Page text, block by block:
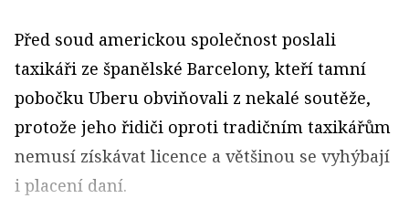
Před soud americkou společnost poslali
taxikáři ze španělské Barcelony, kteří tamní
pobočku Uberu obviňovali z nekalé soutěže,
protože jeho řidiči oproti tradičním taxikářům
nemusí získávat licence a většinou se vyhýbají
i placení daní.